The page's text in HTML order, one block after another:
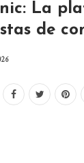
La
de